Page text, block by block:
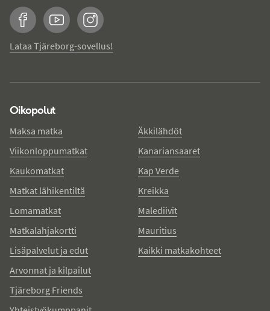
FacebookYouTubeInstagram
Lataa Tjäreborg-sovellus!
Oikopolut
Maksa matka
Viikonloppumatkat
Kaukomatkat
Matkat lähikentiltä
Lomamatkat
Matkalahjakortti
Lisäpalvelut ja edut
Arvonnat ja kilpailut
Tjäreborg Friends
Äkkilähdöt
Kanariansaaret
Kap Verde
Kreikka
Malediivit
Mauritius
Kaikki matkakohteet